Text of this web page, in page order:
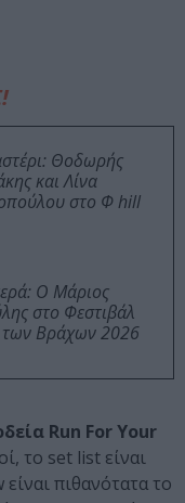
Θοδωρής
και Λίνα
στο Φ hill
Ο Μάριος
στο Φεστιβάλ
των Βράχων 2026
Run For Your
το set list είναι
πιθανότατα το